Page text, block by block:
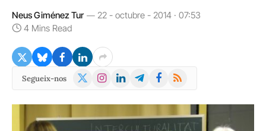
Neus Giménez Tur
22 - octubre - 2014 · 07:53
4 Mins Read
Segueix-nos
X
Instagram
LinkedInTelegramFacebook
RSS